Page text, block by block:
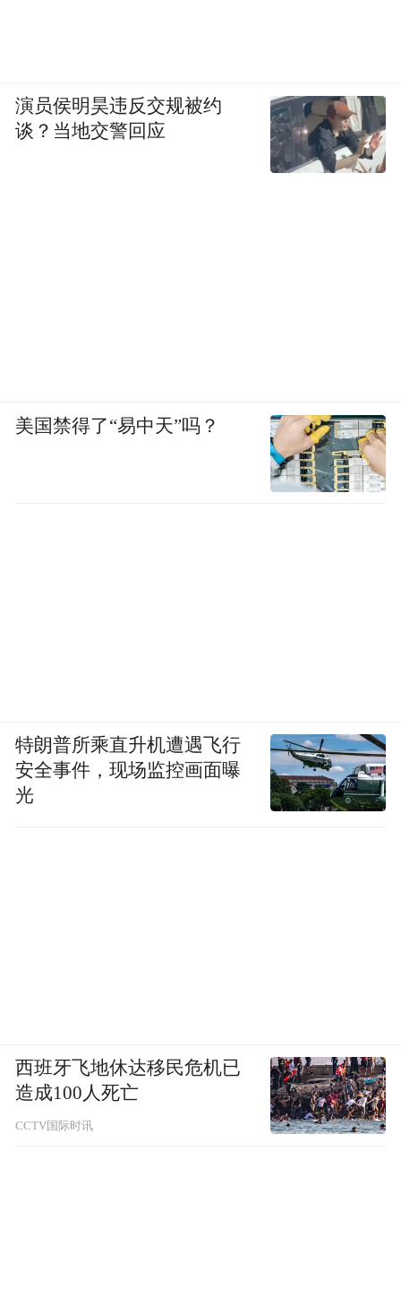
演员侯明昊违反交规被约
谈？当地交警回应
美国禁得了“易中天”吗？
特朗普所乘直升机遭遇飞行
安全事件，现场监控画面曝
光
西班牙飞地休达移民危机已
造成100人死亡
CCTV国际时讯